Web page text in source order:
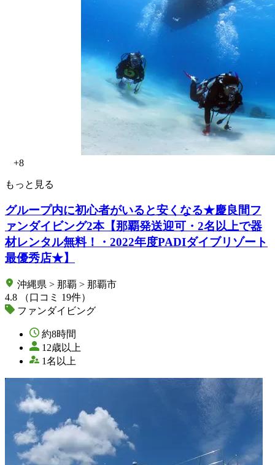
+8
もっと見る
グループ内に初心者がいると安くなる★慶良間フ
ァンダイビング2本【那覇発送迎可・2名以上で器
材レンタル無料！・2022年度PADIダイブリゾート
最優秀店★】
沖縄県 > 那覇 > 那覇市
4.8
（口コミ 19件）
ファンダイビング
約8時間
12歳以上
1名以上